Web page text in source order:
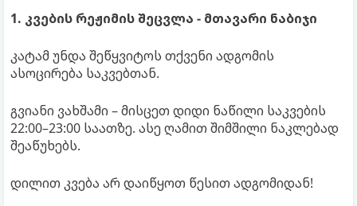
1. კვების რეჟიმის შეცვლა - მთავარი ნაბიჯი
კატამ უნდა შეწყვიტოს თქვენი ადგომის
ასოცირება საკვებთან.
გვიანი ვახშამი – მისცეთ დიდი ნაწილი საკვების
22:00–23:00 საათზე. ასე ღამით შიმშილი ნაკლებად
შეაწუხებს.
დილით კვება არ დაიწყოთ წესით ადგომიდან!